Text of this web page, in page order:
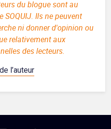
du blogue sont au
SOQUIJ. Ils ne peuvent
ni donner d'opinion ou
relativement aux
des lecteurs.
l’auteur